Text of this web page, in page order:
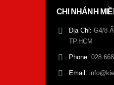
CHI NHÁNH
Địa Chỉ: G4/8
TP.HCM
Phone:
Email: